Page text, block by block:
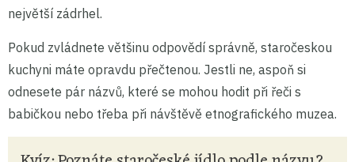
největší zádrhel.
Pokud zvládnete většinu odpovědí správně, staročeskou
kuchyni máte opravdu přečtenou. Jestli ne, aspoň si
odnesete pár názvů, které se mohou hodit při řeči s
babičkou nebo třeba při návštěvě etnografického muzea.